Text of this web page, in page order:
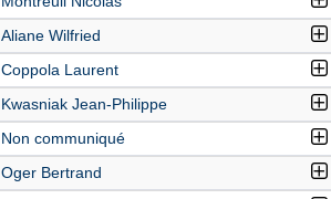
Aliane Wilfried
Coppola Laurent
Kwasniak Jean-Philippe
Non communiqué
Oger Bertrand